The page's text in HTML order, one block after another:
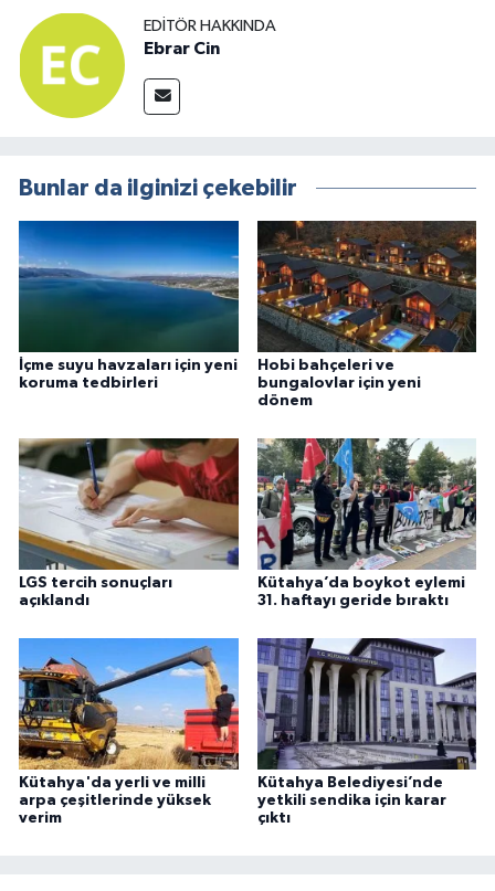
EDITÖR HAKKINDA
Ebrar Cin
Bunlar da ilginizi çekebilir
İçme suyu havzaları için yeni
koruma tedbirleri
Hobi bahçeleri ve
bungalovlar için yeni
dönem
LGS tercih sonuçları
açıklandı
Kütahya’da boykot eylemi
31. haftayı geride bıraktı
Kütahya'da yerli ve milli
arpa çeşitlerinde yüksek
verim
Kütahya Belediyesi’nde
yetkili sendika için karar
çıktı